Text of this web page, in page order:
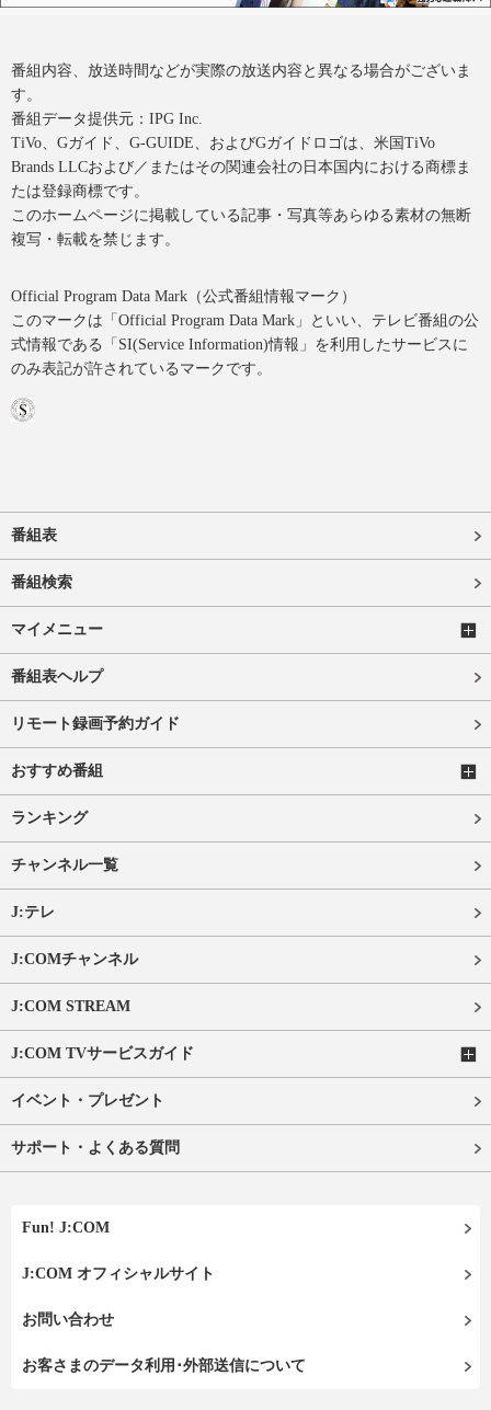
番組内容、放送時間などが実際の放送内容と異なる場合がございま
す。
番組データ提供元：IPG Inc.
TiVo、Gガイド、G-GUIDE、およびGガイドロゴは、米国TiVo
Brands LLCおよび／またはその関連会社の日本国内における商標ま
たは登録商標です。
このホームページに掲載している記事・写真等あらゆる素材の無断
複写・転載を禁じます。
Official Program Data Mark（公式番組情報マーク）
このマークは「Official Program Data Mark」といい、テレビ番組の公
式情報である「SI(Service Information)情報」を利用したサービスに
のみ表記が許されているマークです。
番組表
番組検索
マイメニュー
番組表ヘルプ
リモート録画予約ガイド
おすすめ番組
ランキング
チャンネル一覧
J:テレ
J:COMチャンネル
J:COM STREAM
J:COM TVサービスガイド
イベント・プレゼント
サポート・よくある質問
Fun! J:COM
J:COM オフィシャルサイト
お問い合わせ
お客さまのデータ利用･外部送信について